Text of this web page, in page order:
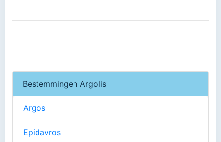
Bestemmingen Argolis
Argos
Epidavros